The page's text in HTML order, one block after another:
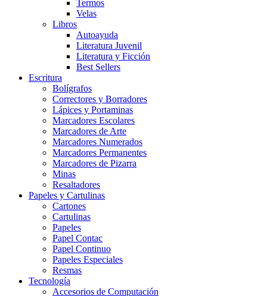
Termos
Velas
Libros
Autoayuda
Literatura Juvenil
Literatura y Ficción
Best Sellers
Escritura
Bolígrafos
Correctores y Borradores
Lápices y Portaminas
Marcadores Escolares
Marcadores de Arte
Marcadores Numerados
Marcadores Permanentes
Marcadores de Pizarra
Minas
Resaltadores
Papeles y Cartulinas
Cartones
Cartulinas
Papeles
Papel Contac
Papel Continuo
Papeles Especiales
Resmas
Tecnología
Accesorios de Computación